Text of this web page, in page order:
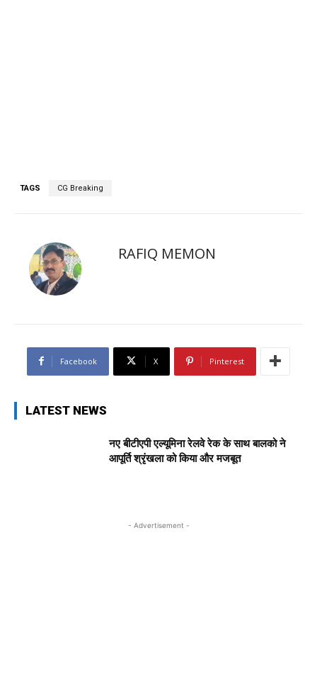
TAGS CG Breaking
RAFIQ MEMON
Facebook X Pinterest
LATEST NEWS
नए बीटीएपी एल्यूमिना रेलवे रेक के साथ बालको ने
आपूर्ति श्रृंखला को किया और मजबूत
- Advertisement -